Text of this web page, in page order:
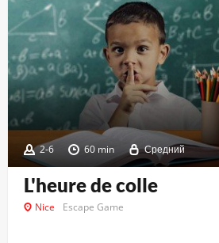
2-6 60 min Средний
L'heure de colle
Nice Escape Game